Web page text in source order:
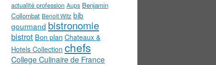
actualité profession Aups Benjamin
Collombat Benoit Witz bib
gourmand bistronomie
bistrot Bon plan Chateaux &
Hotels Collection chefs
College Culinaire de France